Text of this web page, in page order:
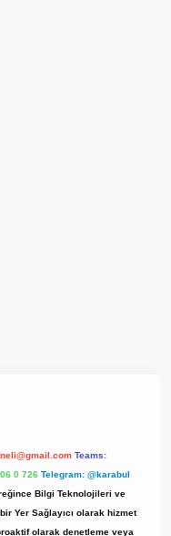
Teams:
0 726 Telegram: @karabul
Bilgi Teknolojileri ve
Yer Sağlayıcı olarak hizmet
olarak denetleme veya